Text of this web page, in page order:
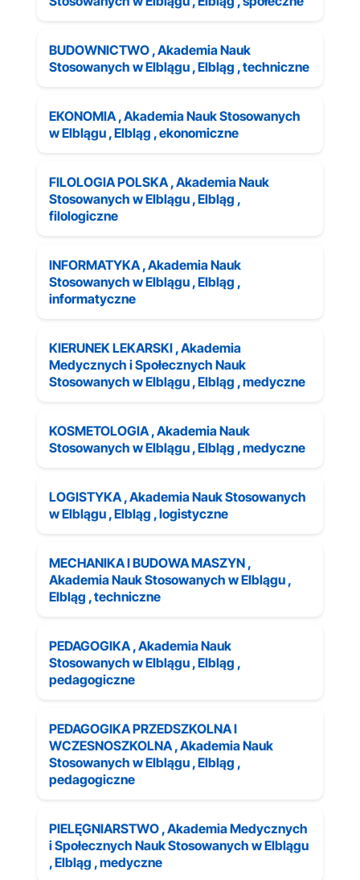
BUDOWNICTWO , Akademia Nauk
Stosowanych w Elblągu , Elbląg , techniczne
EKONOMIA , Akademia Nauk Stosowanych
w Elblągu , Elbląg , ekonomiczne
FILOLOGIA POLSKA , Akademia Nauk
Stosowanych w Elblągu , Elbląg ,
filologiczne
INFORMATYKA , Akademia Nauk
Stosowanych w Elblągu , Elbląg ,
informatyczne
KIERUNEK LEKARSKI , Akademia
Medycznych i Społecznych Nauk
Stosowanych w Elblągu , Elbląg , medyczne
KOSMETOLOGIA , Akademia Nauk
Stosowanych w Elblągu , Elbląg , medyczne
LOGISTYKA , Akademia Nauk Stosowanych
w Elblągu , Elbląg , logistyczne
MECHANIKA I BUDOWA MASZYN ,
Akademia Nauk Stosowanych w Elblągu ,
Elbląg , techniczne
PEDAGOGIKA , Akademia Nauk
Stosowanych w Elblągu , Elbląg ,
pedagogiczne
PEDAGOGIKA PRZEDSZKOLNA I
WCZESNOSZKOLNA , Akademia Nauk
Stosowanych w Elblągu , Elbląg ,
pedagogiczne
PIELĘGNIARSTWO , Akademia Medycznych
i Społecznych Nauk Stosowanych w Elblągu
, Elbląg , medyczne